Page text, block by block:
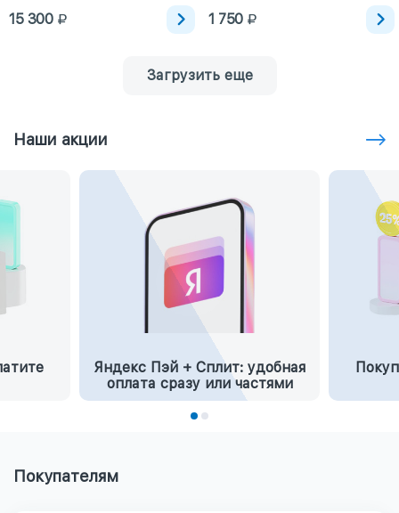
15 300 1 750
Загрузить еще
Наши акции
Яндекс Пэй + Сплит: удобная
оплата сразу или частями
Покупателям